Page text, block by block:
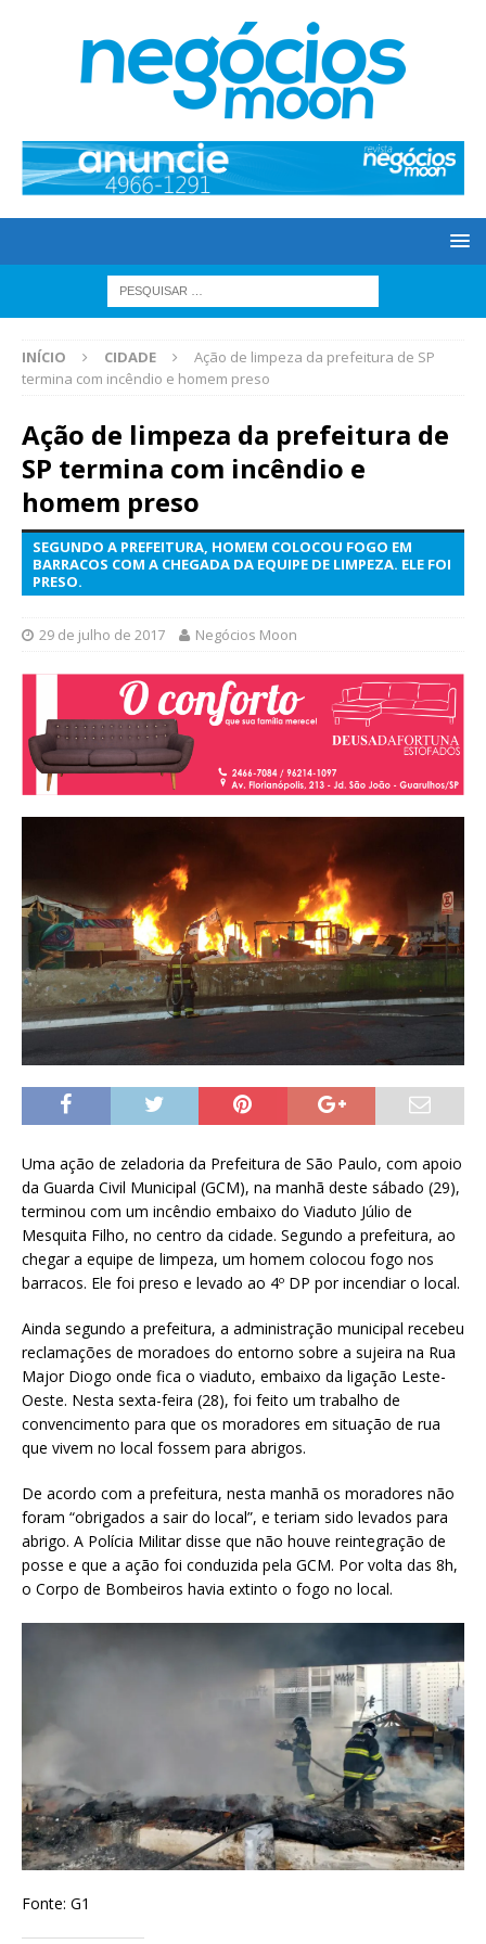
INÍCIO CIDADE
Ação de limpeza da prefeitura de SP
termina com incêndio e homem preso
Ação de limpeza da prefeitura de
SP termina com incêndio e
homem preso
SEGUNDO A PREFEITURA, HOMEM COLOCOU FOGO EM
BARRACOS COM A CHEGADA DA EQUIPE DE LIMPEZA. ELE FOI
PRESO.
29 de julho de 2017 Negócios Moon
Uma ação de zeladoria da Prefeitura de São Paulo, com apoio
da Guarda Civil Municipal (GCM), na manhã deste sábado (29),
terminou com um incêndio embaixo do Viaduto Júlio de
Mesquita Filho, no centro da cidade. Segundo a prefeitura, ao
chegar a equipe de limpeza, um homem colocou fogo nos
barracos. Ele foi preso e levado ao 4º DP por incendiar o local.
Ainda segundo a prefeitura, a administração municipal recebeu
reclamações de moradoes do entorno sobre a sujeira na Rua
Major Diogo onde fica o viaduto, embaixo da ligação Leste-
Oeste. Nesta sexta-feira (28), foi feito um trabalho de
convencimento para que os moradores em situação de rua
que vivem no local fossem para abrigos.
De acordo com a prefeitura, nesta manhã os moradores não
foram “obrigados a sair do local”, e teriam sido levados para
abrigo. A Polícia Militar disse que não houve reintegração de
posse e que a ação foi conduzida pela GCM. Por volta das 8h,
o Corpo de Bombeiros havia extinto o fogo no local.
Fonte: G1